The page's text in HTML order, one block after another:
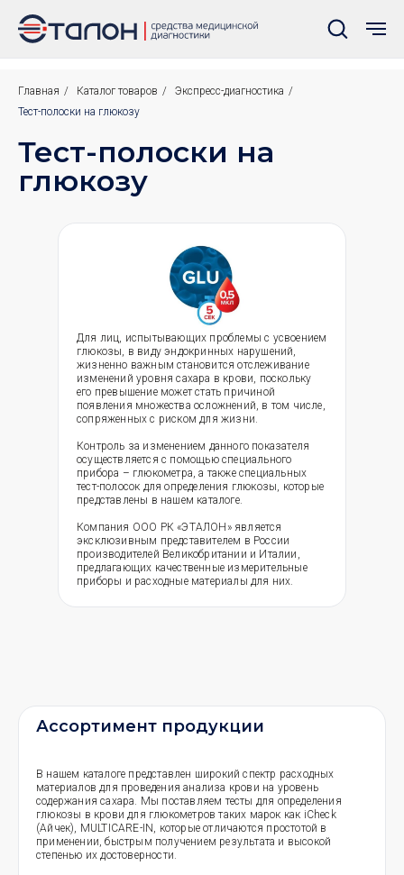
Главная / Каталог товаров / Экспресс-диагностика /
Тест-полоски на глюкозу
Тест-полоски на
глюкозу
Для лиц, испытывающих проблемы с усвоением
глюкозы, в виду эндокринных нарушений,
жизненно важным становится отслеживание
изменений уровня сахара в крови, поскольку
его превышение может стать причиной
появления множества осложнений, в том числе,
сопряженных с риском для жизни.
Контроль за изменением данного показателя
осуществляется с помощью специального
прибора – глюкометра, а также специальных
тест-полосок для определения глюкозы, которые
представлены в нашем каталоге.
Компания ООО РК «ЭТАЛОН» является
эксклюзивным представителем в России
производителей Великобритании и Италии,
предлагающих качественные измерительные
приборы и расходные материалы для них.
Ассортимент продукции
В нашем каталоге представлен широкий спектр расходных
материалов для проведения анализа крови на уровень
содержания сахара. Мы поставляем тесты для определения
глюкозы в крови для глюкометров таких марок как iCheck
(Айчек), MULTICARE-IN, которые отличаются простотой в
применении, быстрым получением результата и высокой
степенью их достоверности.